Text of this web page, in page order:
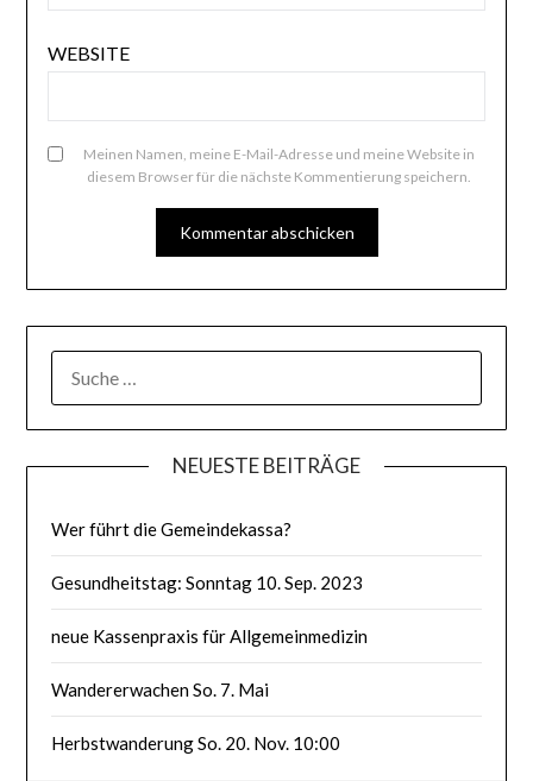
WEBSITE
Meinen Namen, meine E-Mail-Adresse und meine Website in
diesem Browser für die nächste Kommentierung speichern.
NACH:
NEUESTE BEITRÄGE
Wer führt die Gemeindekassa?
Gesundheitstag: Sonntag 10. Sep. 2023
neue Kassenpraxis für Allgemeinmedizin
Wandererwachen So. 7. Mai
Herbstwanderung So. 20. Nov. 10:00